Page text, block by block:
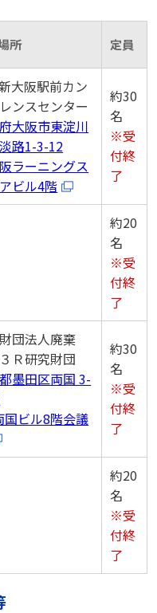
所 定員
大阪駅前カン
ンスセンター
大阪市東淀川
路1-3-12
ラーニングス
ビル4階
約30
名
※受
付終
了
約20
名
※受
付終
了
団法人廃棄
Ｒ研究財団
墨田区両国 3-
国ビル8階会議
約30
名
※受
付終
了
約20
名
※受
付終
了